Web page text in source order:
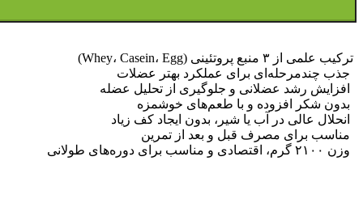
اپلاید نوتریشن
فا نوتریشن (FA)
مای پروتئین
هاردلاین
ترکیب علمی از ۳ منبع پروتئینی (Whey، Casein، Egg)
جذب چندمرحله‌ای برای عملکرد بهتر عضلات
افزایش رشد عضلانی و جلوگیری از تحلیل عضله
بدون شکر افزوده و با طعم‌های خوشمزه
انحلال عالی در آب یا شیر، بدون ایجاد کف زیاد
مناسب برای مصرف قبل و بعد از تمرین
وزن ۲۱۰۰ گرم، اقتصادی و مناسب برای دوره‌های طولانی